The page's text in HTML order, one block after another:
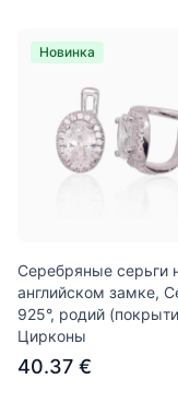
Новинка
Серебряные серьги
английском замке,
925°, родий
Цирконы
40.37 €